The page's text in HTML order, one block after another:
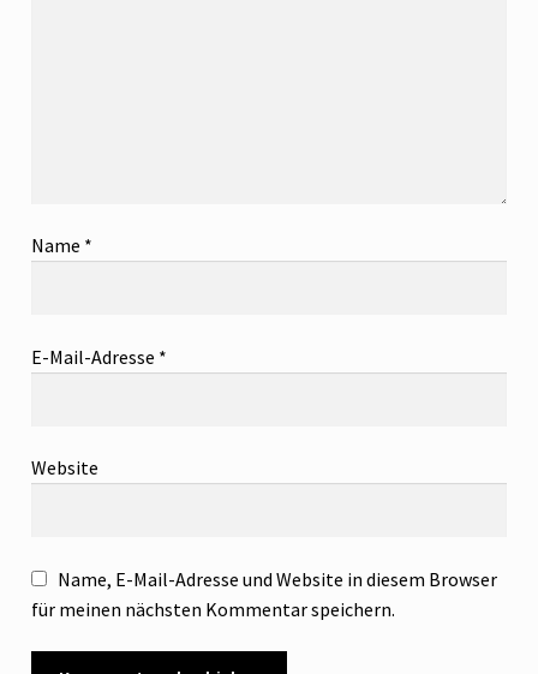
Name *
E-Mail-Adresse *
Website
Name, E-Mail-Adresse und Website in diesem Browser
für meinen nächsten Kommentar speichern.